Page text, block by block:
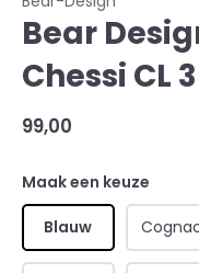
Bear
Chessi CL
99,00
Maak een keuze
Blauw